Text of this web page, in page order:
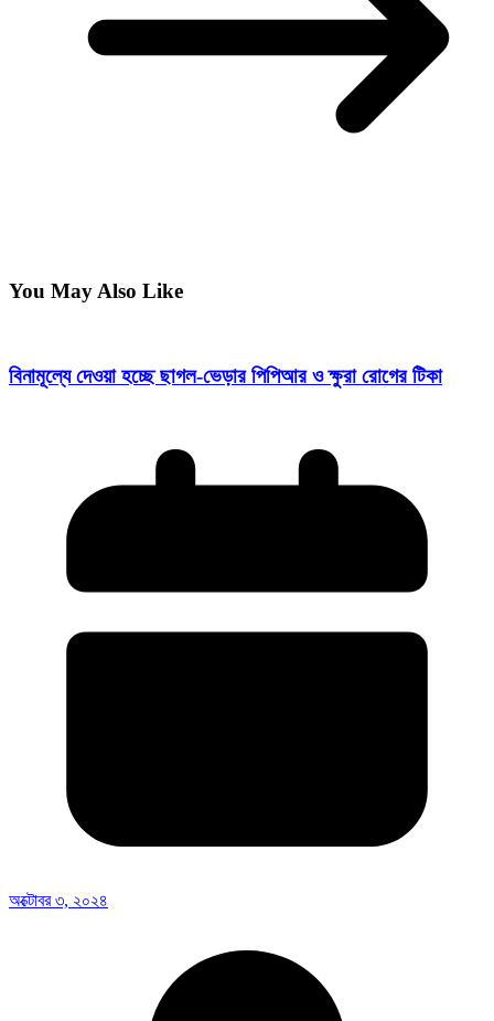
You May Also Like
বিনামূল্যে দেওয়া হচ্ছে ছাগল-ভেড়ার পিপিআর ও ক্ষুরা রোগের টিকা
অক্টোবর ৩, ২০২৪